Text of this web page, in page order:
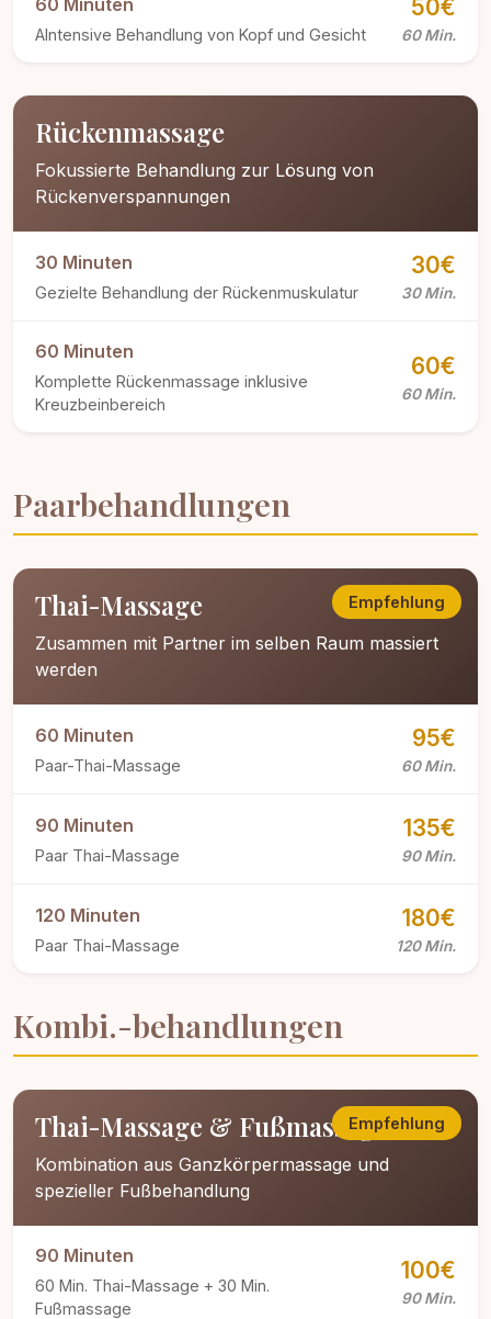
AIntensive Behandlung von Kopf und Gesicht
50€
60 Min.
Rückenmassage
Fokussierte Behandlung zur Lösung von
Rückenverspannungen
30 Minuten
Gezielte Behandlung der Rückenmuskulatur
30€
30 Min.
60 Minuten
Komplette Rückenmassage inklusive
Kreuzbeinbereich
60€
60 Min.
Paarbehandlungen
Empfehlung
Thai-Massage
Zusammen mit Partner im selben Raum massiert
werden
60 Minuten
Paar-Thai-Massage
95€
60 Min.
90 Minuten
Paar Thai-Massage
135€
90 Min.
120 Minuten
Paar Thai-Massage
180€
120 Min.
Kombi.-behandlungen
Empfehlung
Thai-Massage & Fußmassage
Kombination aus Ganzkörpermassage und
spezieller Fußbehandlung
90 Minuten
60 Min. Thai-Massage + 30 Min.
Fußmassage
100€
90 Min.